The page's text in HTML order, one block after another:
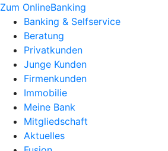
Zum OnlineBanking
Banking & Selfservice
Beratung
Privatkunden
Junge Kunden
Firmenkunden
Immobilie
Meine Bank
Mitgliedschaft
Aktuelles